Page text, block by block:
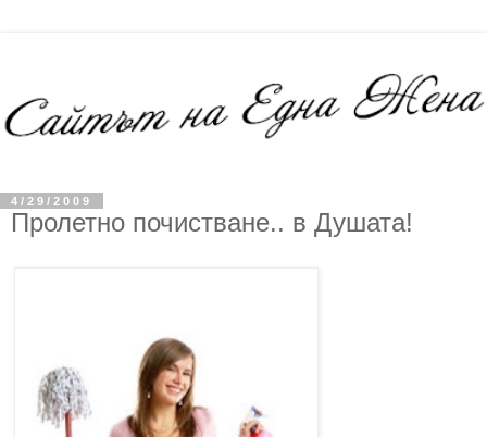
4/29/2009
Пролетно почистване.. в Душата!